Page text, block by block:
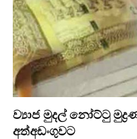
ව්‍යාජ මුදල් නෝට්ටු
අත්අඩංගුවට